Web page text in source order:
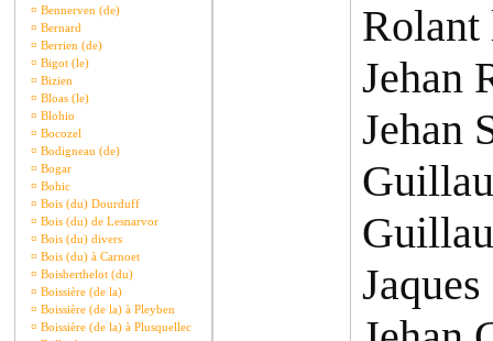
¤ Bennerven (de)
¤ Bernard
¤ Berrien (de)
¤ Bigot (le)
¤ Bizien
¤ Bloas (le)
¤ Blohio
¤ Bocozel
¤ Bodigneau (de)
¤ Bogar
¤ Bohic
¤ Bois (du) Dourduff
¤ Bois (du) de Lesnarvor
¤ Bois (du) divers
¤ Bois (du) à Carnoet
¤ Boisberthelot (du)
¤ Boissière (de la)
¤ Boissière (de la) à Pleyben
¤ Boissière (de la) à Plusquellec
Rolant
Jehan
Jehan